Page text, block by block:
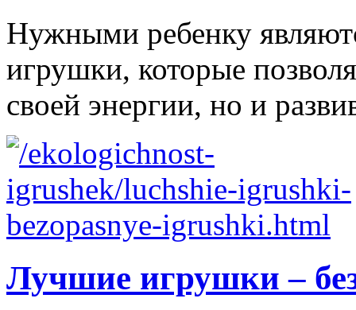
Нужными ребенку
игрушки, которые
своей энергии, но и
Лучшие игрушки –